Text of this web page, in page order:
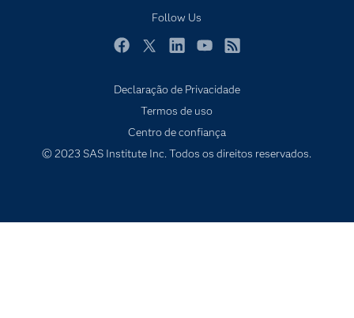
Follow Us
Experimentar / Comprar
Indústrias
Produtos
Sala de Notícias
Declaração de Privacidade
Termos de uso
Centro de confiança
© 2023 SAS Institute Inc. Todos os direitos reservados.